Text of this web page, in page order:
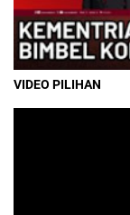
VIDEO PILIHAN